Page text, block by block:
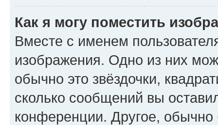
Как я могу поместить
Вместе с именем
изображения. Одно из них
обычно это звёздочки,
сколько сообщений вы
конференции. Другое,